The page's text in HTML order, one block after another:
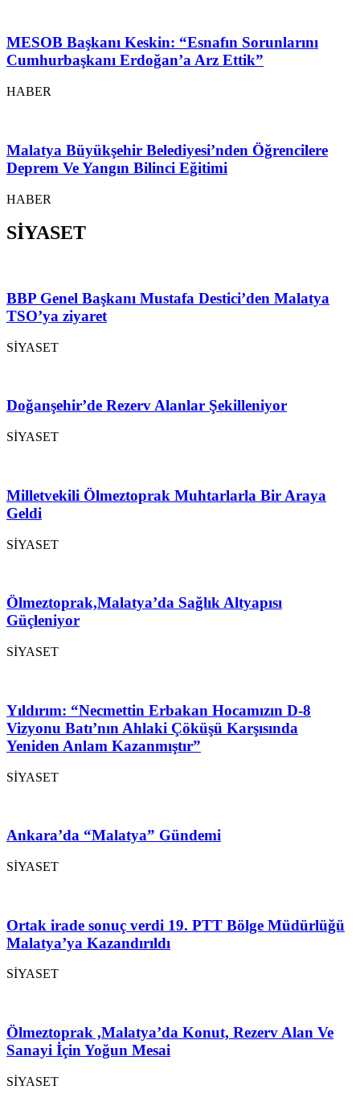
MESOB Başkanı Keskin: “Esnafın Sorunlarını
Cumhurbaşkanı Erdoğan’a Arz Ettik”
HABER
Malatya Büyükşehir Belediyesi’nden Öğrencilere
Deprem Ve Yangın Bilinci Eğitimi
HABER
SİYASET
BBP Genel Başkanı Mustafa Destici’den Malatya
TSO’ya ziyaret
SİYASET
Doğanşehir’de Rezerv Alanlar Şekilleniyor
SİYASET
Milletvekili Ölmeztoprak Muhtarlarla Bir Araya
Geldi
SİYASET
Ölmeztoprak,Malatya’da Sağlık Altyapısı
Güçleniyor
SİYASET
Yıldırım: “Necmettin Erbakan Hocamızın D-8
Vizyonu Batı’nın Ahlaki Çöküşü Karşısında
Yeniden Anlam Kazanmıştır”
SİYASET
Ankara’da “Malatya” Gündemi
SİYASET
Ortak irade sonuç verdi 19. PTT Bölge Müdürlüğü
Malatya’ya Kazandırıldı
SİYASET
Ölmeztoprak ,Malatya’da Konut, Rezerv Alan Ve
Sanayi İçin Yoğun Mesai
SİYASET